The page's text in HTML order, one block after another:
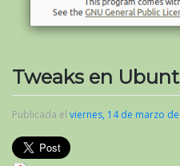
Tweaks en
Publicada el viernes, 14 de marzo